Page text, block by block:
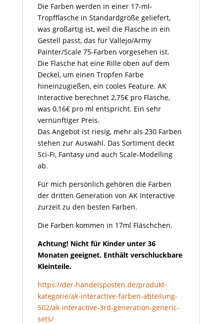
Die Farben werden in einer 17-ml-
Tropfflasche in Standardgröße geliefert,
was großartig ist, weil die Flasche in ein
Gestell passt, das für Vallejo/Army
Painter/Scale 75-Farben vorgesehen ist.
Die Flasche hat eine Rille oben auf dem
Deckel, um einen Tropfen Farbe
hineinzugießen, ein cooles Feature. AK
Interactive berechnet 2,75€ pro Flasche,
was 0,16€ pro ml entspricht. Ein sehr
vernünftiger Preis.
Das Angebot ist riesig, mehr als 230 Farben
stehen zur Auswahl. Das Sortiment deckt
Sci-Fi, Fantasy und auch Scale-Modelling
ab.
Für mich persönlich gehören die Farben
der dritten Generation von AK Interactive
zurzeit zu den besten Farben.
Die Farben kommen in 17ml Fläschchen.
Achtung! Nicht für Kinder unter 36
Monaten geeignet. Enthält verschluckbare
Kleinteile.
https://der-handelsposten.de/produkt-
kategorie/ak-interactive-farben-abteilung-
502/ak-interactive-3rd-generation-generic-
sets/